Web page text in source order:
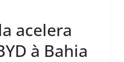
acelera
à Bahia